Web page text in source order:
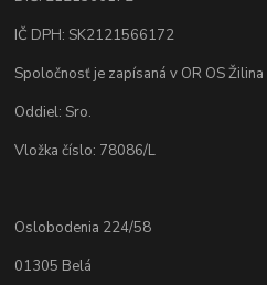
IČ DPH: SK2121566172
Spoločnosť je zapísaná v OR OS Žilina
Oddiel: Sro.
Vložka číslo: 78086/L
Oslobodenia 224/58
01305 Belá